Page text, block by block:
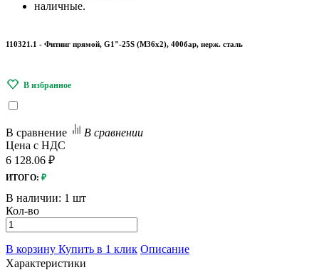
наличные.
110321.1 - Фитинг прямой, G1"-25S (М36х2), 400бар, нерж. сталь
В сравнение
В сравнении
Цена с НДС
6 128.06 ₽
ИТОГО: ₽
В наличии: 1 шт
Кол-во
В корзину Купить в 1 клик Описание
Характеристики